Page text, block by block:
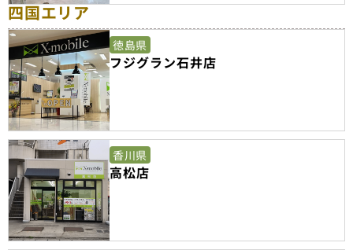
四国エリア
徳島県
フジグラン石井店
香川県
高松店